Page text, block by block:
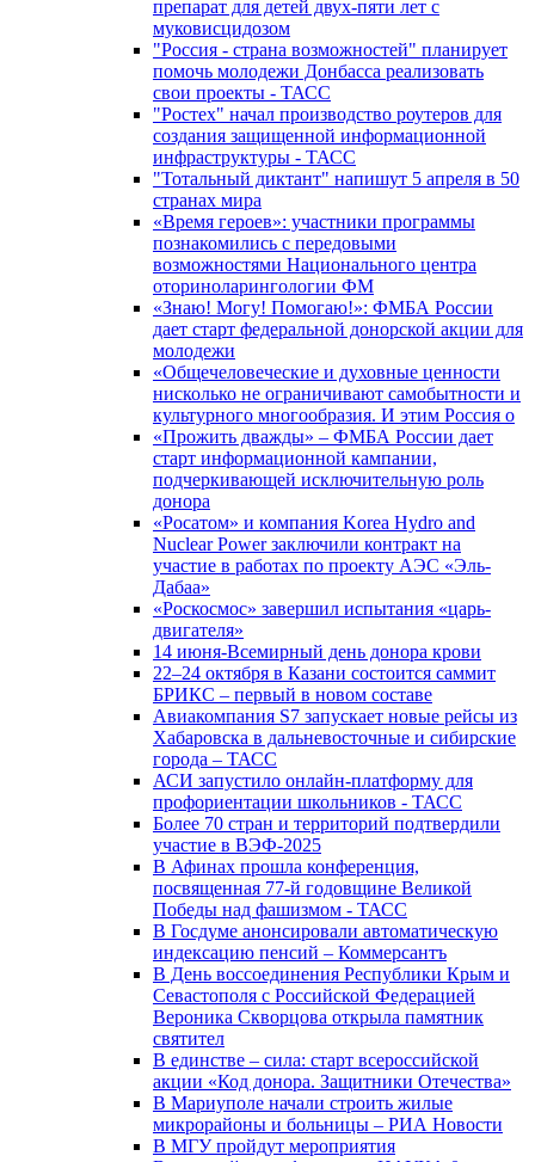
препарат для детей двух-пяти лет с
муковисцидозом
"Россия - страна возможностей" планирует
помочь молодежи Донбасса реализовать
свои проекты - ТАСС
"Ростех" начал производство роутеров для
создания защищенной информационной
инфраструктуры - ТАСС
"Тотальный диктант" напишут 5 апреля в 50
странах мира
«Время героев»: участники программы
познакомились с передовыми
возможностями Национального центра
оториноларингологии ФМ
«Знаю! Могу! Помогаю!»: ФМБА России
дает старт федеральной донорской акции для
молодежи
«Общечеловеческие и духовные ценности
нисколько не ограничивают самобытности и
культурного многообразия. И этим Россия о
«Прожить дважды» – ФМБА России дает
старт информационной кампании,
подчеркивающей исключительную роль
донора
«Росатом» и компания Korea Hydro and
Nuclear Power заключили контракт на
участие в работах по проекту АЭС «Эль-
Дабаа»
«Роскосмос» завершил испытания «царь-
двигателя»
14 июня-Всемирный день донора крови
22–24 октября в Казани состоится саммит
БРИКС – первый в новом составе
Авиакомпания S7 запускает новые рейсы из
Хабаровска в дальневосточные и сибирские
города – ТАСС
АСИ запустило онлайн-платформу для
профориентации школьников - ТАСС
Более 70 стран и территорий подтвердили
участие в ВЭФ-2025
В Афинах прошла конференция,
посвященная 77-й годовщине Великой
Победы над фашизмом - ТАСС
В Госдуме анонсировали автоматическую
индексацию пенсий – Коммерсантъ
В День воссоединения Республики Крым и
Севастополя с Российской Федерацией
Вероника Скворцова открыла памятник
святител
В единстве – сила: старт всероссийской
акции «Код донора. Защитники Отечества»
В Мариуполе начали строить жилые
микрорайоны и больницы – РИА Новости
В МГУ пройдут мероприятия